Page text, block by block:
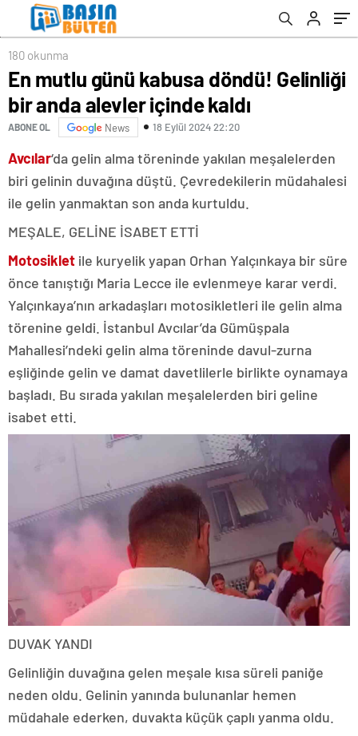
180 okunma
En mutlu günü kabusa döndü! Gelinliği
bir anda alevler içinde kaldı
ABONE OL News 18 Eylül 2024 22:20
Avcılar‘da gelin alma töreninde yakılan meşalelerden
biri gelinin duvağına düştü. Çevredekilerin müdahalesi
ile gelin yanmaktan son anda kurtuldu.
MEŞALE, GELİNE İSABET ETTİ
Motosiklet ile kuryelik yapan Orhan Yalçınkaya bir süre
önce tanıştığı Maria Lecce ile evlenmeye karar verdi.
Yalçınkaya’nın arkadaşları motosikletleri ile gelin alma
törenine geldi. İstanbul Avcılar’da Gümüşpala
Mahallesi’ndeki gelin alma töreninde davul-zurna
eşliğinde gelin ve damat davetlilerle birlikte oynamaya
başladı. Bu sırada yakılan meşalelerden biri geline
isabet etti.
DUVAK YANDI
Gelinliğin duvağına gelen meşale kısa süreli paniğe
neden oldu. Gelinin yanında bulunanlar hemen
müdahale ederken, duvakta küçük çaplı yanma oldu.